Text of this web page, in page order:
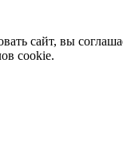
сайт, вы
cookie.